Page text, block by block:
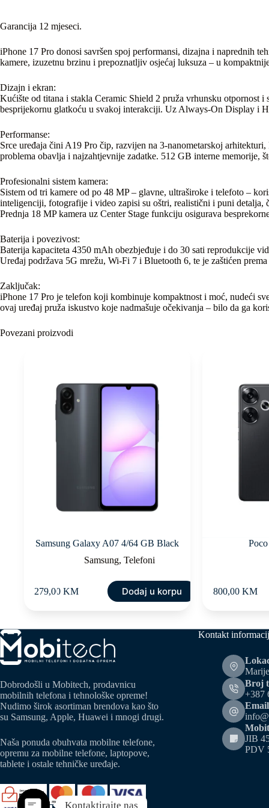
Garancija 12 mjeseci.
iPhone 17 Pro donosi savršen spoj performansi, dizajna i naprednih
kamere, izuzetnu brzinu i prepoznatljiv osjećaj luksuza – u
Dizajn i ekran:
Kućište od titana i stakla Ceramic Shield 2 pruža vrhunsku
besprijekornu glatkoću u svakoj interakciji. Uz Always-On Display i
Performanse:
Srce uređaja čini A19 Pro čip, razvijen na 3-nanometarskoj
problema obavlja i najzahtjevnije zadatke. 512 GB interne memorije,
Profesionalni sistem kamera:
Sistem od tri kamere od po 48 MP – glavne, ultraširoke i telefoto –
inteligenciji, fotografije i video zapisi su oštri, realistični i puni detalja,
Prednja 18 MP kamera uz Center Stage funkciju osigurava
Baterija i povezivost:
Baterija kapaciteta 4350 mAh obezbjeđuje i do 30 sati reprodukcije
Uređaj podržava 5G mrežu, Wi-Fi 7 i Bluetooth 6, te je zaštićen
Zaključak:
iPhone 17 Pro je telefon koji kombinuje kompaktnost i moć, nudeći
ovaj uređaj pruža iskustvo koje nadmašuje očekivanja – bilo da ga
Povezani proizvodi
Samsung Galaxy A07 4/64 GB Black
Samsung, Telefoni
279,00KM Dodaj u korpu 800,00 KM
Dobrodošli u Mobitech, prodavnicu
mobilnih telefona i tehnološke opreme!
Nudimo širok asortiman brendova kao što
su Samsung, Apple, Huawei i mnogi drugi.
Naša ponuda obuhvata mobilne telefone,
opremu za mobilne telefone, laptopove,
tablete i ostale tehničke uređaje.
Kontakt
Broj
+387
JIB
PDV
Kontaktirajte nas